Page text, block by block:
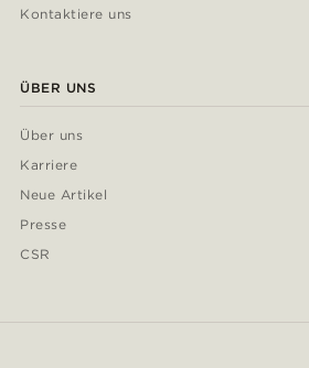
Kontaktiere uns
ÜBER UNS
Über uns
Karriere
Neue Artikel
Presse
CSR